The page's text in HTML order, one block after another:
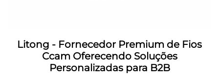
Litong - Fornecedor Premium de Fios
Ccam Oferecendo Soluções
Personalizadas para B2B